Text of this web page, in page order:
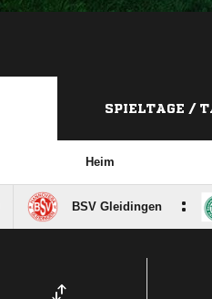
SPIELTAGE /
Heim
BSV Gleidingen :